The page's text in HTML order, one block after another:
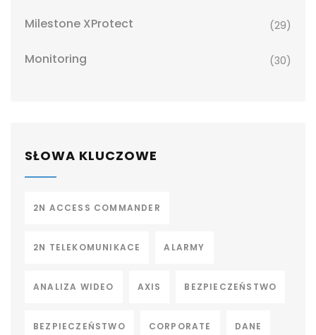
Milestone XProtect (29)
Monitoring (30)
SŁOWA KLUCZOWE
2N ACCESS COMMANDER
2N TELEKOMUNIKACE ALARMY
ANALIZA WIDEO AXIS BEZPIECZEŃSTWO
BEZPIECZEŃSTWO CORPORATE DANE